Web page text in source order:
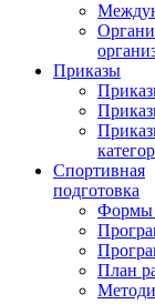
Приказы
Спортивная
подготовка
Формы
План